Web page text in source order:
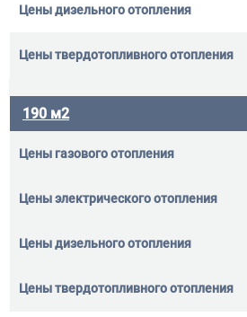
190 м2